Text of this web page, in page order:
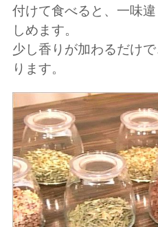
付けて食べると、一味
しめます。
少し香りが加わるだけ
ります。